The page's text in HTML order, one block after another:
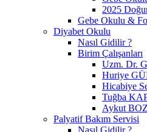
2025
Gebe Okulu &
Diyabet Okulu
Nasıl Gidilir ?
Birim Çalışanları
Uzm. Dr.
Huriye
Hicabiye
Tuğba
Aykut
Palyatif Bakım Servisi
Nasıl Gidilir ?